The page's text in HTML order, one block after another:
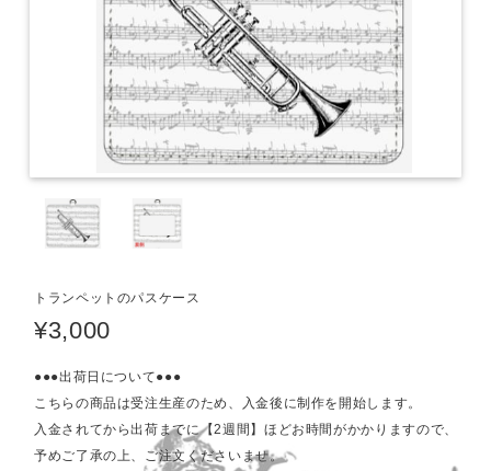
トランペットのパスケース
¥3,000
●●●出荷日について●●●
こちらの商品は受注生産のため、入金後に制作を開始します。
入金されてから出荷までに【2週間】ほどお時間がかかりますので、
予めご了承の上、ご注文くださいませ。